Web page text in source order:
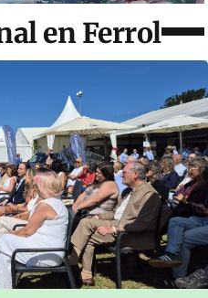
en Ferrol